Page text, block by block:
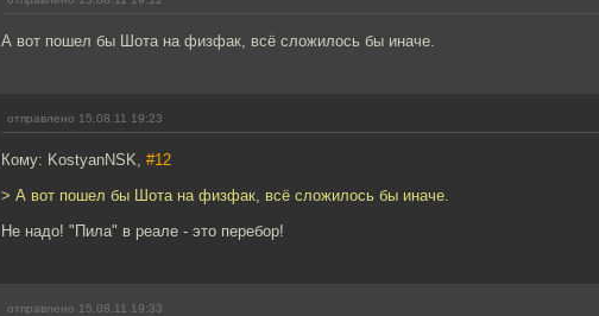
А вот пошел бы Шота на физфак, всё сложилось бы иначе.
отправлено 15.08.11 19:23
Кому: KostyanNSK, #12
> А вот пошел бы Шота на физфак, всё сложилось бы иначе.
Не надо! "Пила" в реале - это перебор!
отправлено 15.08.11 19:33